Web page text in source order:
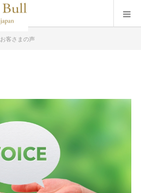
お客さまの声